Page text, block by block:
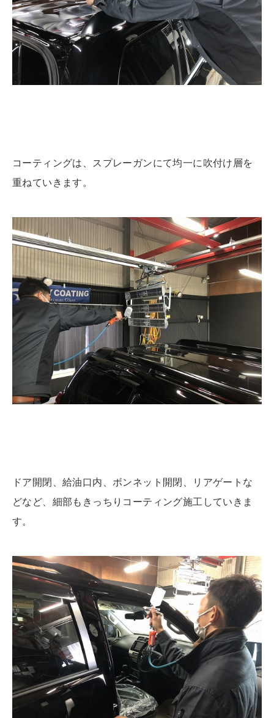
コーティングは、スプレーガンにて均一に吹付け層を
重ねていきます。
ドア開閉、給油口内、ボンネット開閉、リアゲートな
どなど、細部もきっちりコーティング施工していきま
す。